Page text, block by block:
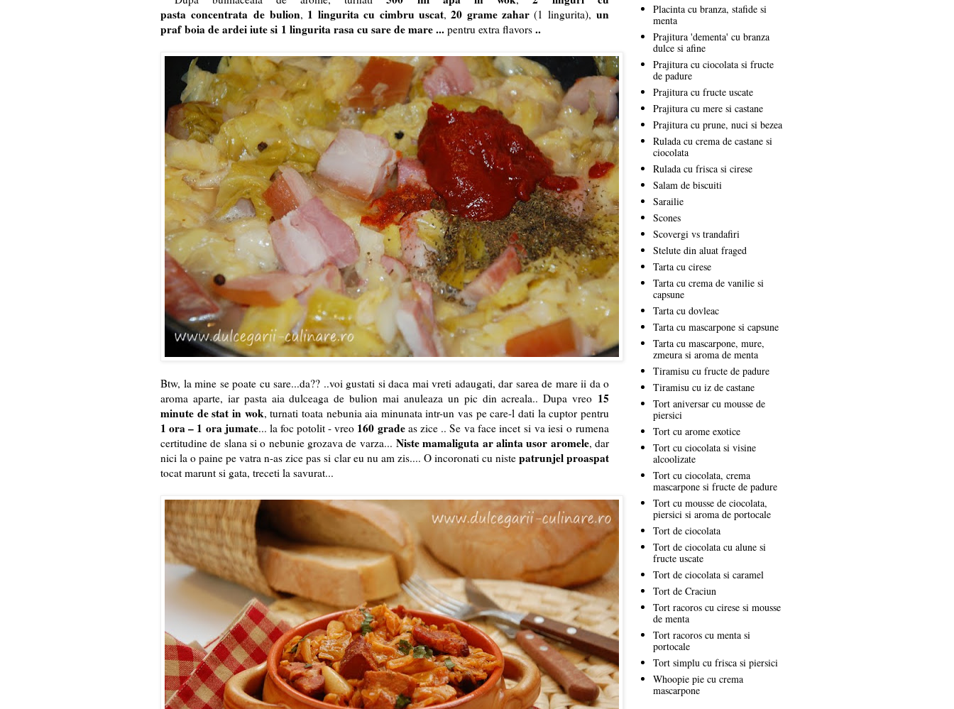
pasta concentrata de bulion, 1 lingurita cu cimbru uscat,20 grame zahar(1 lingurita),un
praf boia de ardei iute si 1 lingurita rasa cu sare de mare ... pentru extra flavors ..
Btw, la mine se poate cu sare...da?? ..voi gustati si daca mai vreti adaugati, dar sarea de mare ii da o
aroma aparte, iar pasta aia dulceaga de bulion mai anuleaza un pic din acreala.. Dupa vreo 15
minute de stat in wok, turnati toata nebunia aia minunata intr-un vas pe care-l dati la cuptor pentru
1 ora – 1 ora jumate... la foc potolit - vreo 160 gradeas zice .. Se va face incet si va iesi o rumena
certitudine de slana si o nebunie grozava de varza... Niste mamaliguta ar alinta usor aromele, dar
nici la o paine pe vatra n-as zice pas si clar eu nu am zis.... O incoronati cu niste patrunjel proaspat
tocat marunt si gata, treceti la savurat...
Placinta cu branza, stafide si
menta
Prajitura 'dementa' cu branza
dulce si afine
Prajitura cu ciocolata si fructe
de padure
Prajitura cu fructe uscate
Prajitura cu mere si castane
Prajitura cu prune, nuci si bezea
Rulada cu crema de castane si
ciocolata
Rulada cu frisca si cirese
Salam de biscuiti
Sarailie
Scones
Scovergi vs trandafiri
Stelute din aluat fraged
Tarta cu cirese
Tarta cu crema de vanilie si
capsune
Tarta cu dovleac
Tarta cu mascarpone si capsune
Tarta cu mascarpone, mure,
zmeura si aroma de menta
Tiramisu cu fructe de padure
Tiramisu cu iz de castane
Tort aniversar cu mousse de
piersici
Tort cu arome exotice
Tort cu ciocolata si visine
alcoolizate
Tort cu ciocolata, crema
mascarpone si fructe de padure
Tort cu mousse de ciocolata,
piersici si aroma de portocale
Tort de ciocolata
Tort de ciocolata cu alune si
fructe uscate
Tort de ciocolata si caramel
Tort de Craciun
Tort racoros cu cirese si mousse
de menta
Tort racoros cu menta si
portocale
Tort simplu cu frisca si piersici
Whoopie pie cu crema
mascarpone